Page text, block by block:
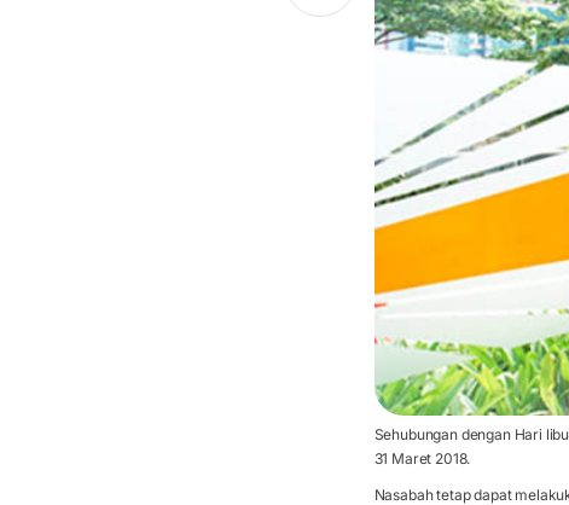
Sehubungan dengan Hari
31 Maret 2018.
Nasabah tetap dapat